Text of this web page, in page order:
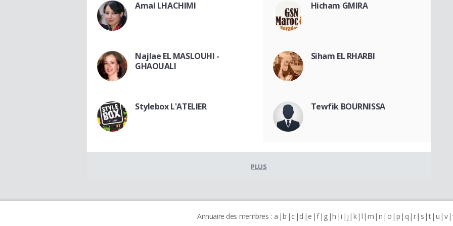
Amal LHACHIMI Hicham GMIRA
Najlae EL MASLOUHI -
GHAOUALI
Siham EL RHARBI
Stylebox L'ATELIER Tewfik BOURNISSA
PLUS
Annuaire des membres : a b c d e f g h i j k l m n o p q r s t u v